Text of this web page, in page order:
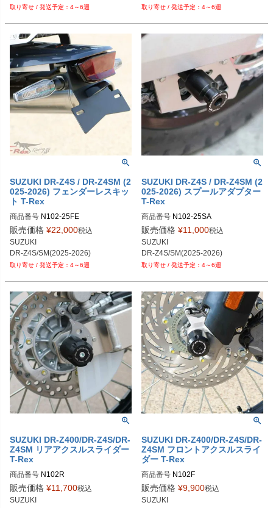
4～6週 4～6週
SUZUKI DR-Z4S / DR-Z4SM (2
025-2026) フェンダーレスキッ
ト T-Rex
商品番号 N102-25FE
販売価格 ¥22,000税込
SUZUKI
DR-Z4S/SM(2025-2026)
4～6週
SUZUKI DR-Z4S / DR-Z4SM (2
025-2026) スプールアダプター
T-Rex
商品番号 N102-25SA
販売価格 ¥11,000税込
SUZUKI
DR-Z4S/SM(2025-2026)
4～6週
SUZUKI DR-Z400/DR-Z4S/DR-
Z4SM リアアクスルスライダー
T-Rex
商品番号 N102R
販売価格 ¥11,700税込
SUZUKI
SUZUKI DR-Z400/DR-Z4S/DR-
Z4SM フロントアクスルスライ
ダー T-Rex
商品番号 N102F
販売価格 ¥9,900税込
SUZUKI